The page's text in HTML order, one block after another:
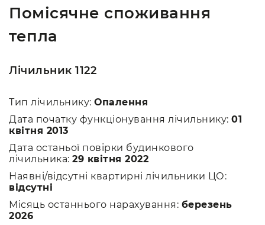
Помісячне споживання
тепла
Лічильник 1122
Тип лічильнику: Опалення
Дата початку функціонування лічильнику: 01
квітня 2013
Дата останьої повірки будинкового
лічильника: 29 квітня 2022
Наявні/відсутні квартирні лічильники ЦО:
відсутні
Місяць останнього нарахування: березень
2026